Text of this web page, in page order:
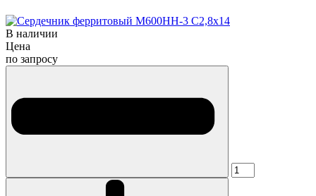
В наличии
Цена
по запросу